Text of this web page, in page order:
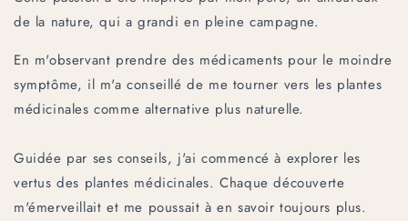
de la nature, qui a grandi en pleine campagne.
En m'observant prendre des médicaments pour le moindre
symptôme, il m'a conseillé de me tourner vers les plantes
médicinales comme alternative plus naturelle.
Guidée par ses conseils, j'ai commencé à explorer les
vertus des plantes médicinales. Chaque découverte
m'émerveillait et me poussait à en savoir toujours plus.